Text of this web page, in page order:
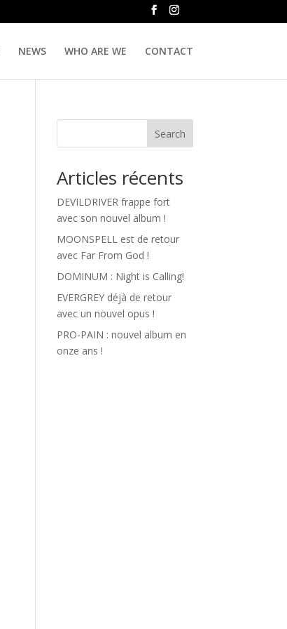
NEWS WHO ARE WE CONTACT
Search
Articles récents
DEVILDRIVER frappe fort
avec son nouvel album !
MOONSPELL est de retour
avec Far From God !
DOMINUM : Night is Calling!
EVERGREY déjà de retour
avec un nouvel opus !
PRO-PAIN : nouvel album en
onze ans !